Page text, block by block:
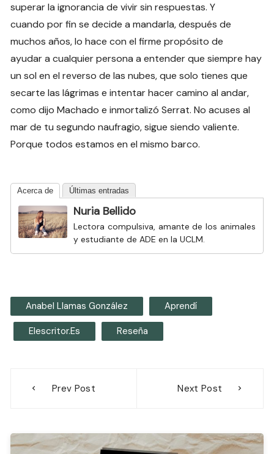
superar la ignorancia de vivir sin respuestas. Y
cuando por fin se decide a mandarla, después de
muchos años, lo hace con el firme propósito de
ayudar a cualquier persona a entender que siempre hay
un sol en el reverso de las nubes, que solo tienes que
secarte las lágrimas e intentar hacer camino al andar,
como dijo Machado e inmortalizó Serrat. No acuses al
mar de tu segundo naufragio, sigue siendo valiente.
Porque todos estamos en el mismo barco.
Acerca de Últimas entradas
Nuria Bellido
Lectora compulsiva, amante de los animales
y estudiante de ADE en la UCLM.
Anabel Llamas González Aprendí
Elescritor.es Reseña
Prev Post Next Post